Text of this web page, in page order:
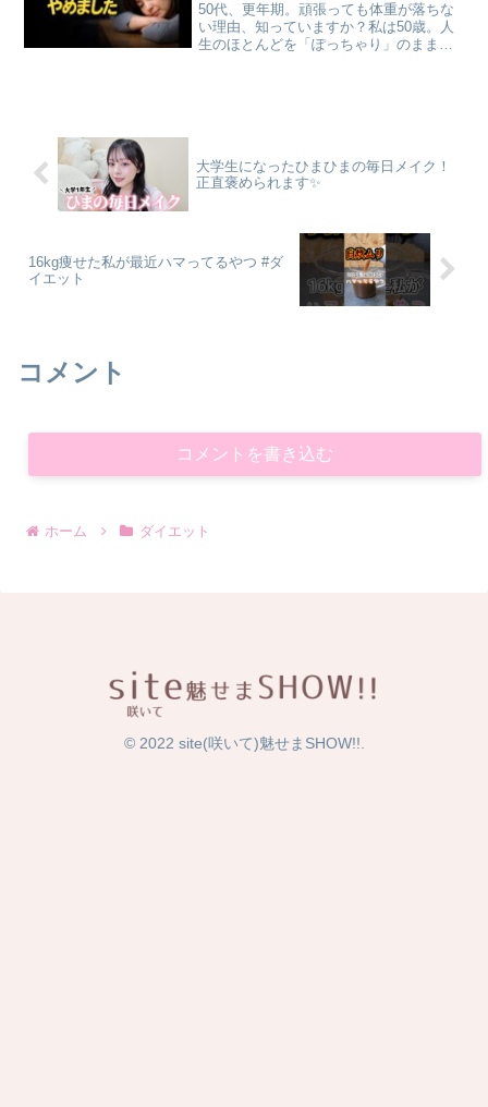
50代、更年期。頑張っても体重が落ちな
い理由、知っていますか？私は50歳。人
生のほとんどを「ぽっちゃり」のまま過
大学生になったひまひまの毎日メイク！
正直褒められます✨
16kg痩せた私が最近ハマってるやつ #ダ
イエット
コメント
コメントを書き込む
ホーム ダイエット
© 2022 site(咲いて)魅せまSHOW!!.